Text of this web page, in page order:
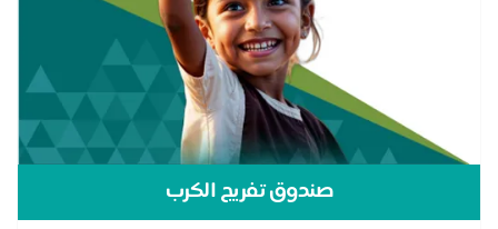
صندوق تفريج الكرب